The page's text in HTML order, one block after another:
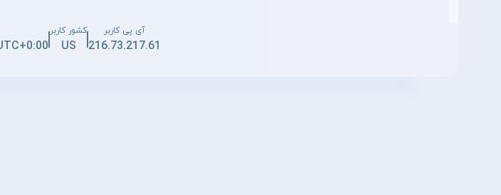
آی پی کاربر
216.73.217.61
کشور کاربر
US